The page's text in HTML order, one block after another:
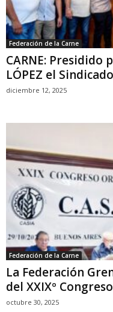
Federación de la Carne
CARNE: Presidido
LÓPEZ el
diciembre 12, 2025
Federación de la Carne
La Federación
del XXIXº
octubre 30, 2025